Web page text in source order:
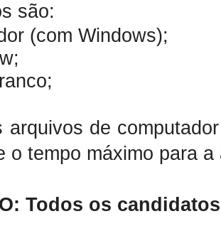
são:
(com Windows);
de computador
o tempo máximo para
Todos os